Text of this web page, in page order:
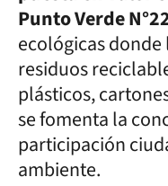
Punto Verde
ecológicas
residuos
plásticos,
se fomenta la
participación
ambiente.